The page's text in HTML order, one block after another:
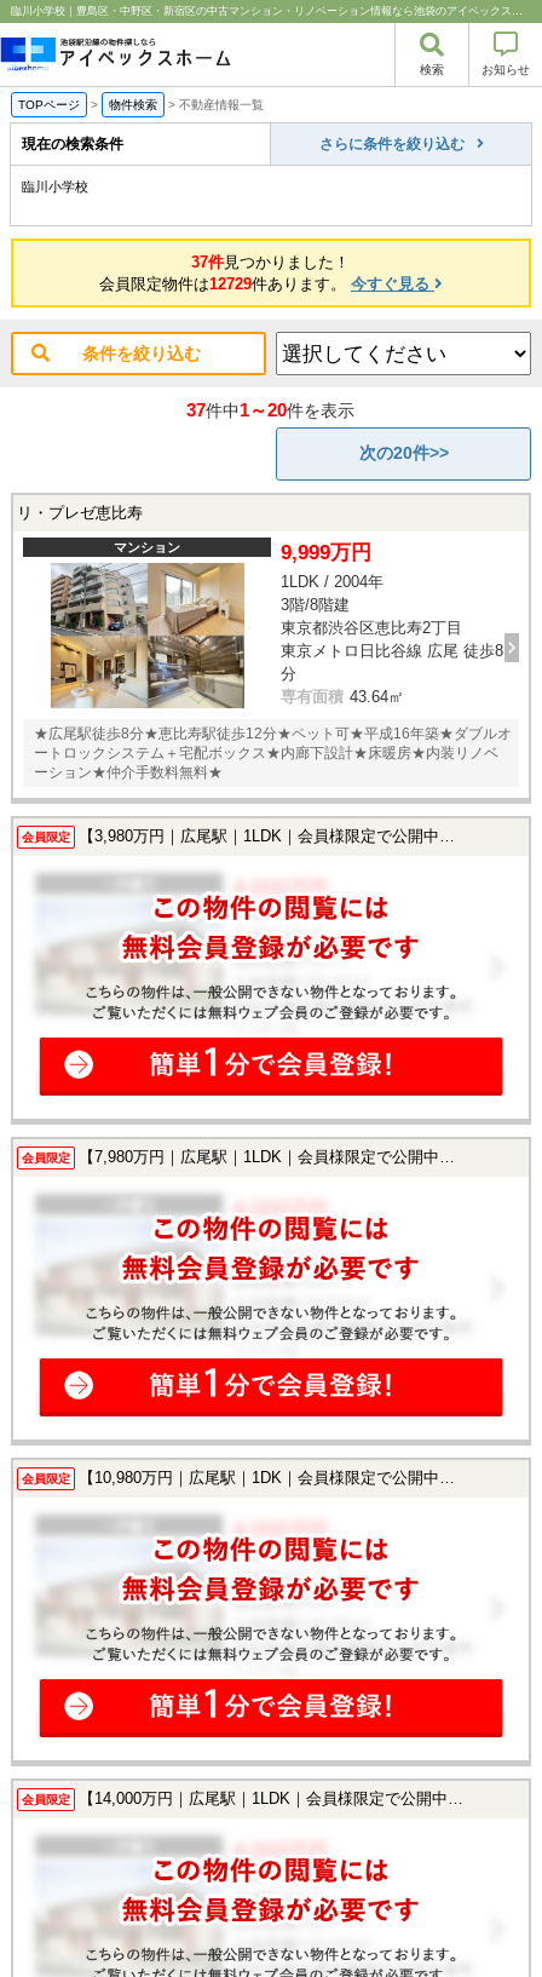
臨川小学校｜豊島区・中野区・新宿区の中古マンション・リノベーション情報なら池袋のアイベックスホーム！
検索 お知らせ
TOPページ > 物件検索 > 不動産情報一覧
現在の検索条件 さらに条件を絞り込む
臨川小学校
37件見つかりました！
会員限定物件は12729件あります。 今すぐ見る
条件を絞り込む
37件中1～20件を表示
次の20件>>
リ・プレゼ恵比寿
マンション 9,999万円
1LDK / 2004年
3階/8階建
東京都渋谷区恵比寿2丁目
東京メトロ日比谷線 広尾 徒歩8
分
専有面積 43.64㎡
★広尾駅徒歩8分★恵比寿駅徒歩12分★ペット可★平成16年築★ダブルオ
ートロックシステム＋宅配ボックス★内廊下設計★床暖房★内装リノベ
ーション★仲介手数料無料★
会員限定 【3,980万円｜広尾駅｜1LDK｜会員様限定で公開中！】
会員限定 【7,980万円｜広尾駅｜1LDK｜会員様限定で公開中！】
会員限定 【10,980万円｜広尾駅｜1DK｜会員様限定で公開中！】
会員限定 【14,000万円｜広尾駅｜1LDK｜会員様限定で公開中！】